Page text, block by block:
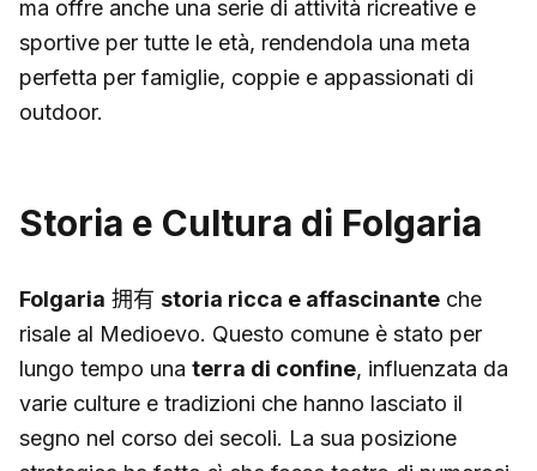
ma offre anche una serie di attività ricreative e
sportive per tutte le età, rendendola una meta
perfetta per famiglie, coppie e appassionati di
outdoor.
Storia e Cultura di Folgaria
Folgaria 拥有 storia ricca e affascinante che
risale al Medioevo. Questo comune è stato per
lungo tempo una terra di confine, influenzata da
varie culture e tradizioni che hanno lasciato il
segno nel corso dei secoli. La sua posizione